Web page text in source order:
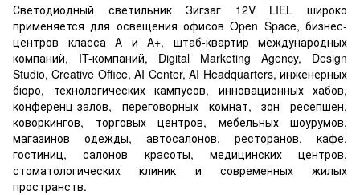
Светодиодный светильник Зигзаг 12V LIEL широко
применяется для освещения офисов Open Space, бизнес-
центров класса А и А+, штаб-квартир международных
компаний, IT-компаний, Digital Marketing Agency, Design
Studio, Creative Office, AI Center, AI Headquarters, инженерных
бюро, технологических кампусов, инновационных хабов,
конференц-залов, переговорных комнат, зон ресепшен,
коворкингов, торговых центров, мебельных шоурумов,
магазинов одежды, автосалонов, ресторанов, кафе,
гостиниц, салонов красоты, медицинских центров,
стоматологических клиник и современных жилых
пространств.